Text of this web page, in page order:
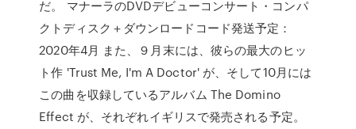
だ。 マナーラのDVDデビューコンサート・コンパ
クトディスク＋ダウンロードコード発送予定：
2020年4月 また、９月末には、彼らの最大のヒッ
ト作 'Trust Me, I'm A Doctor' が、そして10月には
この曲を収録しているアルバム The Domino
Effect が、それぞれイギリスで発売される予定。